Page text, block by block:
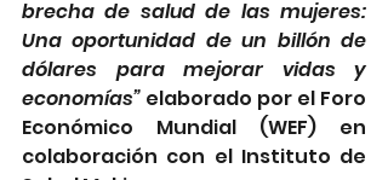
brecha de salud de las mujeres:
Una oportunidad de un billón de
dólares para mejorar vidas y
economías” elaborado por el Foro
Económico Mundial (WEF) en
colaboración con el Instituto de